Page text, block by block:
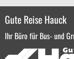
Gute Reise Hauck
Ihr Büro für Bus- und